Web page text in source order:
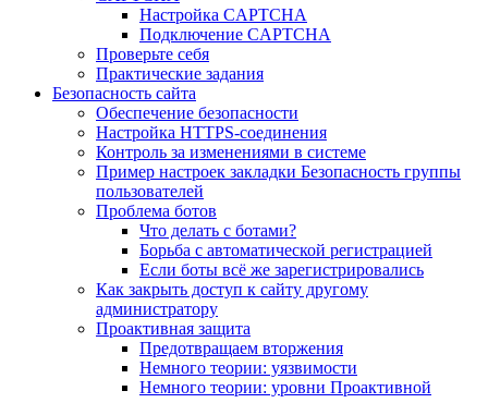
Настройка CAPTCHA
Подключение CAPTCHA
Проверьте себя
Практические задания
Безопасность сайта
Обеспечение безопасности
Настройка HTTPS-соединения
Контроль за изменениями в системе
Пример настроек закладки Безопасность группы
пользователей
Проблема ботов
Что делать с ботами?
Борьба с автоматической регистрацией
Если боты всё же зарегистрировались
Как закрыть доступ к сайту другому
администратору
Проактивная защита
Предотвращаем вторжения
Немного теории: уязвимости
Немного теории: уровни Проактивной